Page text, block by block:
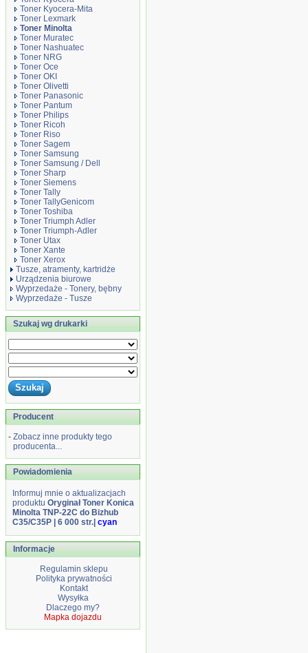
Toner Kyocera-Mita
Toner Lexmark
Toner Minolta
Toner Muratec
Toner Nashuatec
Toner NRG
Toner Oce
Toner OKI
Toner Olivetti
Toner Panasonic
Toner Pantum
Toner Philips
Toner Ricoh
Toner Riso
Toner Sagem
Toner Samsung
Toner Samsung / Dell
Toner Sharp
Toner Siemens
Toner Tally
Toner TallyGenicom
Toner Toshiba
Toner Triumph Adler
Toner Triumph-Adler
Toner Utax
Toner Xante
Toner Xerox
Tusze, atramenty, kartridże
Urządzenia biurowe
Wyprzedaże - Tonery, bębny
Wyprzedaże - Tusze
Szukaj wg drukarki
Producent
- Zobacz inne produkty tego
producenta...
Powiadomienia
Informuj mnie o aktualizacjach
produktu Oryginał Toner Konica
Minolta TNP-22C do Bizhub
C35/C35P | 6 000 str.| cyan
Informacje
Regulamin sklepu
Polityka prywatności
Kontakt
Wysyłka
Dlaczego my?
Mapka dojazdu